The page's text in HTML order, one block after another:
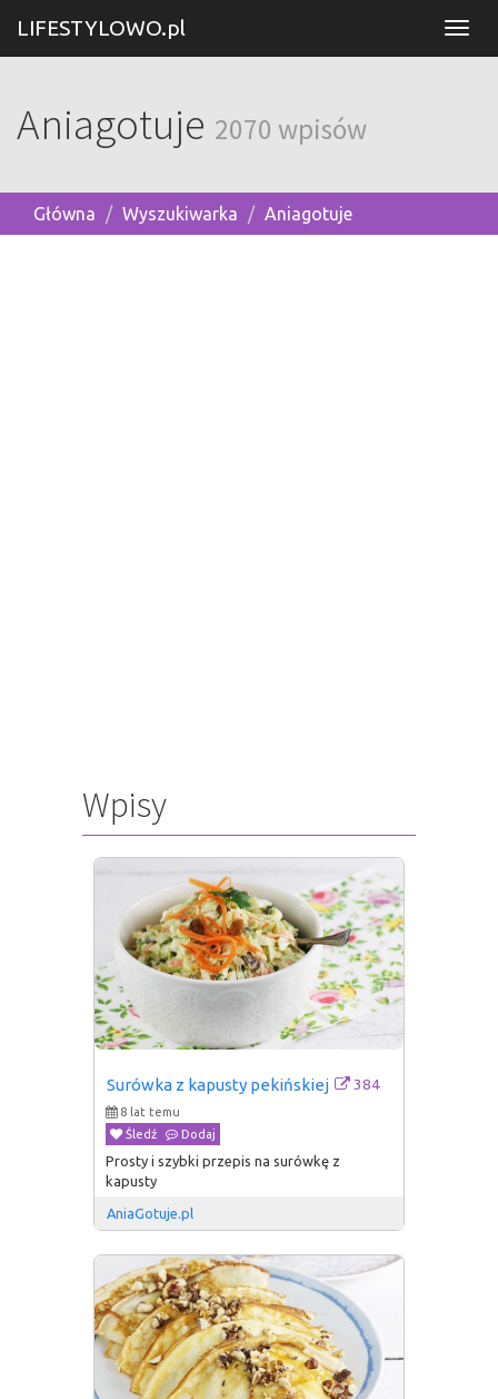
LIFESTYLOWO.pl
Aniagotuje 2070 wpisów
Główna Wyszukiwarka Aniagotuje
Wpisy
Surówka z kapusty pekińskiej 384
8 lat temu
Śledź
Dodaj
Prosty i szybki przepis na surówkę z
kapusty
AniaGotuje.pl